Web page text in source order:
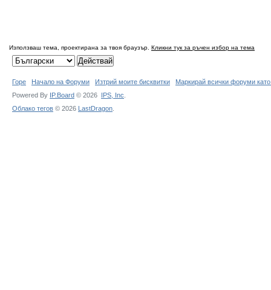
Използваш тема, проектирана за твоя браузър. Кликни тук за ръчен избор на тема
Горе Начало на Форуми Изтрий моите бисквитки
Маркирай всички форуми
Powered By IP.Board © 2026 IPS, Inc
Облако тегов © 2026 LastDragon